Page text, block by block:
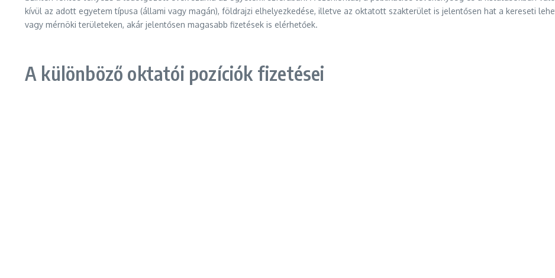
kívül az adott egyetem típusa (állami vagy magán), földrajzi elhelyezkedése, illetve az oktatott szakterület is jelentősen hat a kereseti
vagy mérnöki területeken, akár jelentősen magasabb fizetések is elérhetőek.
A különböző oktatói pozíciók fizetései